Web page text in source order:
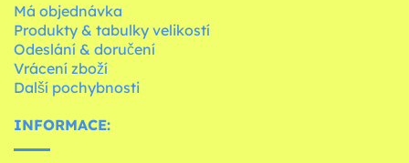
Má objednávka
Produkty & tabulky velikostí
Odeslání & doručení
Vrácení zboží
Další pochybnosti
INFORMACE: